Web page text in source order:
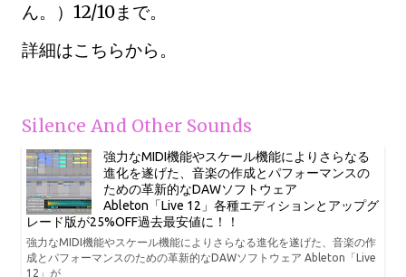
ん。）12/10まで。
詳細はこちらから。
Silence And Other Sounds
強力なMIDI機能やスケール機能によりさらなる
進化を遂げた、音楽の作成とパフォーマンスの
ための革新的なDAWソフトウェア
Ableton「Live 12」各種エディションとアップグ
レード版が25%OFF過去最安値に！！
強力なMIDI機能やスケール機能によりさらなる進化を遂げた、音楽の作
成とパフォーマンスのための革新的なDAWソフトウェア Ableton「Live
12」が